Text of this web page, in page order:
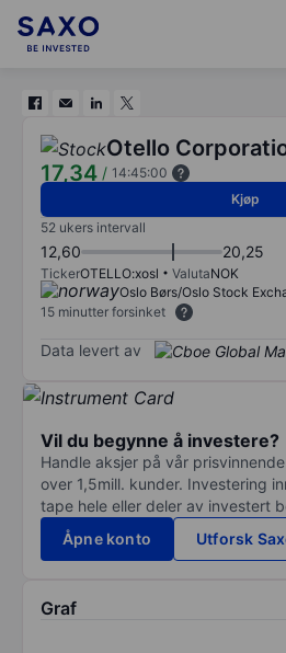
Otello
17,34 / 14:45:00
Kjøp
52 ukers intervall
12,60 20,25
TickerOTELLO:xosl ValutaNOK
Oslo Børs/Oslo Stock
15 minutter forsinket
Data levert av
Vil du begynne å investere?
Handle aksjer på vår
over 1,5mill. kunder. Investering
tape hele eller deler av investert
Åpne konto
Utforsk
Graf